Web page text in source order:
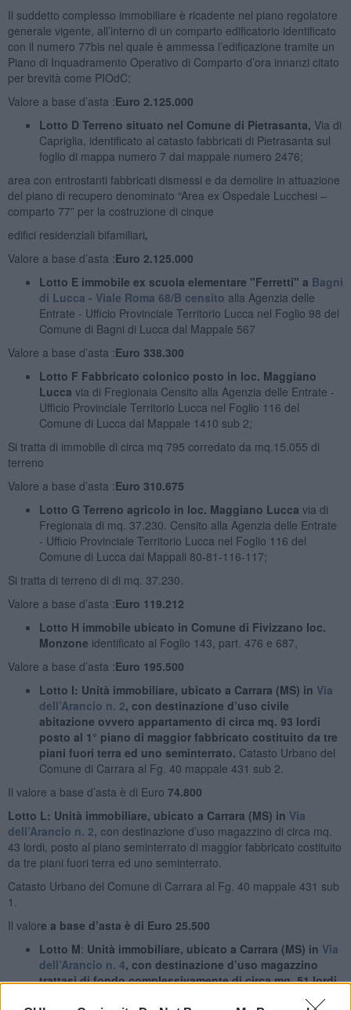
Il suddetto complesso immobiliare è ricadente nel piano regolatore
generale vigente, all’interno di un comparto edificatorio identificato
con il numero 77bis nel quale è ammessa l’edificazione tramite un
Piano di Inquadramento Operativo di Comparto d’ora innanzi citato
per brevità come PIOdC;
Valore a base d’asta :Euro 2.125.000
Lotto D Terreno situato nel Comune di Pietrasanta, Via di
Capriglia, identificato al catasto fabbricati di Pietrasanta sul
foglio di mappa numero 7 dal mappale numero 2476;
area con entrostanti fabbricati dismessi e da demolire in attuazione
del piano di recupero denominato “Area ex Ospedale Lucchesi –
comparto 77” per la costruzione di cinque
edifici residenziali bifamiliari,
Valore a base d’asta :Euro 2.125.000
Lotto E immobile ex scuola elementare "Ferretti" a Bagni
di Lucca - Viale Roma 68/B censito alla Agenzia delle
Entrate - Ufficio Provinciale Territorio Lucca nel Foglio 98 del
Comune di Bagni di Lucca dal Mappale 567
Valore a base d’asta :Euro 338.300
Lotto F Fabbricato colonico posto in loc. Maggiano
Lucca via di Fregionaia Censito alla Agenzia delle Entrate -
Ufficio Provinciale Territorio Lucca nel Foglio 116 del
Comune di Lucca dal Mappale 1410 sub 2;
Si tratta di immobile di circa mq 795 corredato da mq.15.055 di
terreno
Valore a base d’asta :Euro 310.675
Lotto G Terreno agricolo in loc. Maggiano Lucca via di
Fregionaia di mq. 37.230. Censito alla Agenzia delle Entrate
- Ufficio Provinciale Territorio Lucca nel Foglio 116 del
Comune di Lucca dai Mappali 80-81-116-117;
Si tratta di terreno di di mq. 37.230.
Valore a base d’asta :Euro 119.212
Lotto H immobile ubicato in Comune di Fivizzano loc.
Monzone identificato al Foglio 143, part. 476 e 687,
Valore a base d’asta :Euro 195.500
Lotto I: Unità immobiliare, ubicato a Carrara (MS) in Via
dell’Arancio n. 2, con destinazione d’uso civile
abitazione ovvero appartamento di circa mq. 93 lordi
posto al 1° piano di maggior fabbricato costituito da tre
piani fuori terra ed uno seminterrato. Catasto Urbano del
Comune di Carrara al Fg. 40 mappale 431 sub 2.
Il valore a base d’asta è di Euro 74.800
Lotto L: Unità immobiliare, ubicato a Carrara (MS) in Via
dell’Arancio n. 2, con destinazione d’uso magazzino di circa mq.
43 lordi, posto al piano seminterrato di maggior fabbricato costituito
da tre piani fuori terra ed uno seminterrato.
Catasto Urbano del Comune di Carrara al Fg. 40 mappale 431 sub
1.
Il valore a base d’asta è di Euro 25.500
Lotto M: Unità immobiliare, ubicato a Carrara (MS) in Via
dell’Arancio n. 4, con destinazione d’uso magazzino
trattasi di fondo complessivamente di circa mq. 51 lordi
.Catasto Urbano del Comune di